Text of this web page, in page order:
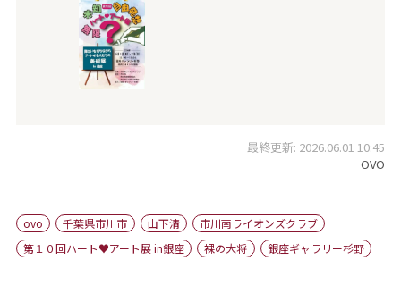
最終更新: 2026.06.01 10:45
OVO
ovo 千葉県市川市 山下清
市川南ライオンズクラブ
第１０回ハート♥アート展 in銀座
裸の大将 銀座ギャラリー杉野